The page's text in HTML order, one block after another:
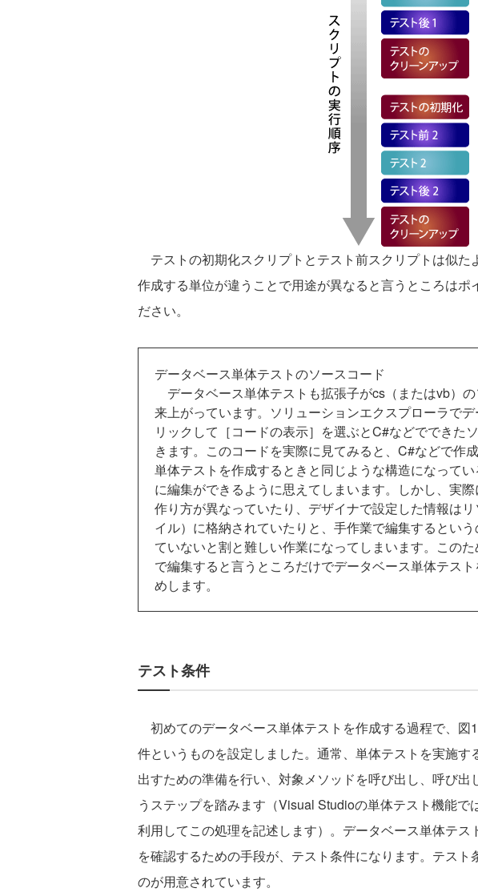
テストの初期化スクリプトとテスト前スクリプトは似た
作成する単位が違うことで用途が異なると言うところはポ
ださい。
データベース単体テストのソースコード
データベース単体テストも拡張子がcs（またはvb）
来上がっています。ソリューションエクスプローラで
リックして［コードの表示］を選ぶとC#などでできた
きます。このコードを実際に見てみると、C#などで作
単体テストを作成するときと同じような構造になって
に編集ができるように思えてしまいます。しかし、実
作り方が異なっていたり、デザイナで設定した情報は
イル）に格納されていたりと、手作業で編集するとい
ていないと割と難しい作業になってしまいます。この
で編集すると言うところだけでデータベース単体テス
めします。
テスト条件
初めてのデータベース単体テストを作成する過程で、図
件というものを設定しました。通常、単体テストを実施
出すための準備を行い、対象メソッドを呼び出し、呼び出
うステップを踏みます（Visual Studioの単体テスト機能で
利用してこの処理を記述します）。データベース単体テ
を確認するための手段が、テスト条件になります。テスト
のが用意されています。